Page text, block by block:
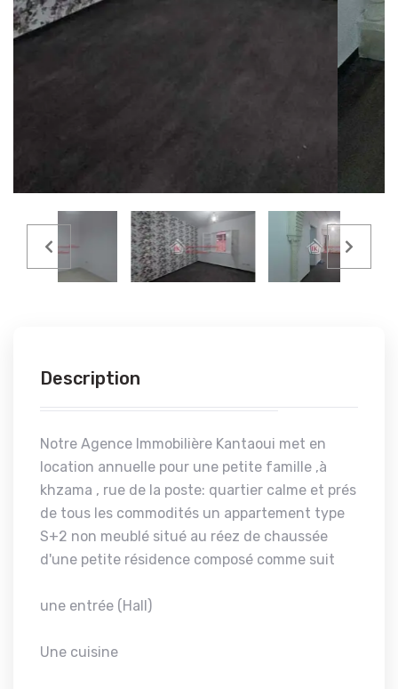
Description
Notre Agence Immobilière Kantaoui met en
location annuelle pour une petite famille ,à
khzama , rue de la poste: quartier calme et prés
de tous les commodités un appartement type
S+2 non meublé situé au réez de chaussée
d'une petite résidence composé comme suit
une entrée (Hall)
Une cuisine